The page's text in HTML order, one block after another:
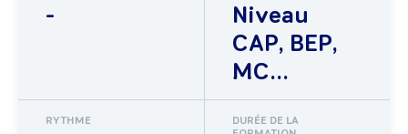
-
Niveau
CAP, BEP,
MC...
RYTHME
DURÉE DE LA